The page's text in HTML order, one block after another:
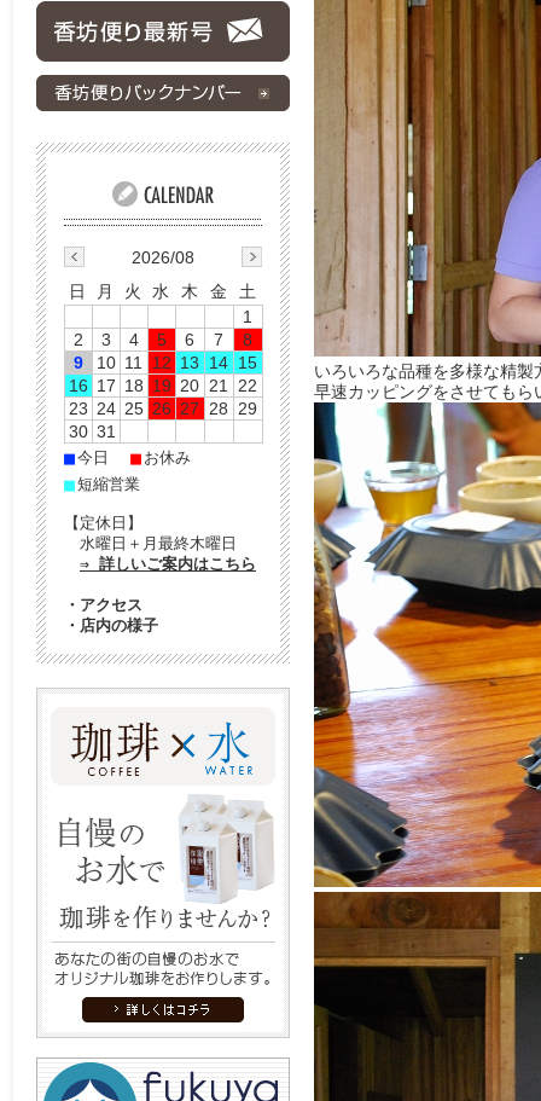
いろいろな品種を多様な精
早速カッピングをさせてもら
2026/08
日
月 火 水 木 金
土
1
2
3 4 5 6 7
8
9
10 11 12 13 14 15
16 17 18 19 20 21
22
23 24 25 26 27 28
29
30 31
■今日 ■ お休み
■短縮営業
【定休日】
水曜日＋月最終木曜日
⇒ 詳しいご案内はこちら
・ アクセス
・ 店内の様子